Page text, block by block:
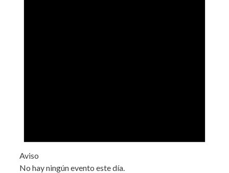
Aviso
No hay ningún evento este día.